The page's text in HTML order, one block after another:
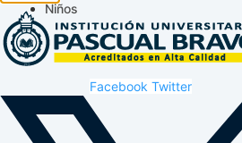
Niños
Facebook Twitter